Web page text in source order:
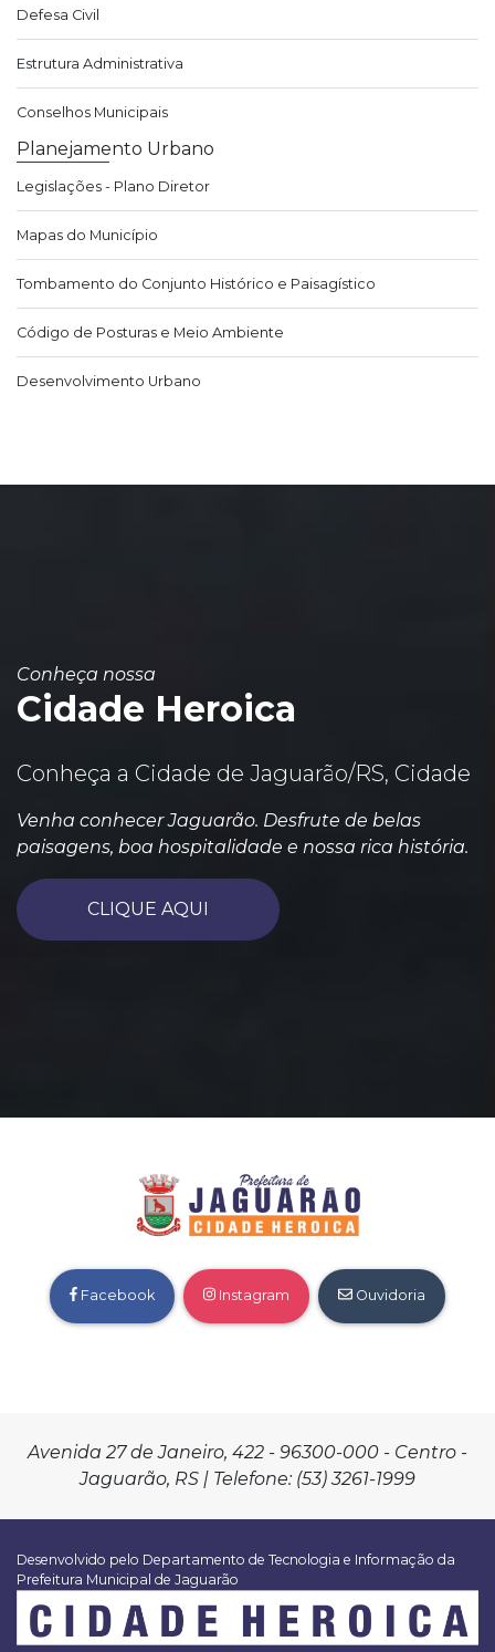
Defesa Civil
Estrutura Administrativa
Conselhos Municipais
Planejamento Urbano
Legislações - Plano Diretor
Mapas do Município
Tombamento do Conjunto Histórico e Paisagístico
Código de Posturas e Meio Ambiente
Desenvolvimento Urbano
Conheça nossa
Cidade Heroica
Conheça a Cidade de Jaguarão/RS, Cidade
Venha conhecer Jaguarão. Desfrute de belas
paisagens, boa hospitalidade e nossa rica história.
CLIQUE AQUI
Facebook Instagram Ouvidoria
Avenida 27 de Janeiro, 422 - 96300-000 - Centro -
Jaguarão, RS | Telefone: (53) 3261-1999
Desenvolvido pelo Departamento de Tecnologia e Informação da
Prefeitura Municipal de Jaguarão